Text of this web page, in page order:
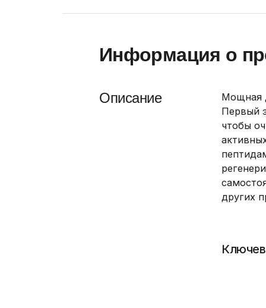
Информация о
Описание
Мощная
Первый
чтобы
других